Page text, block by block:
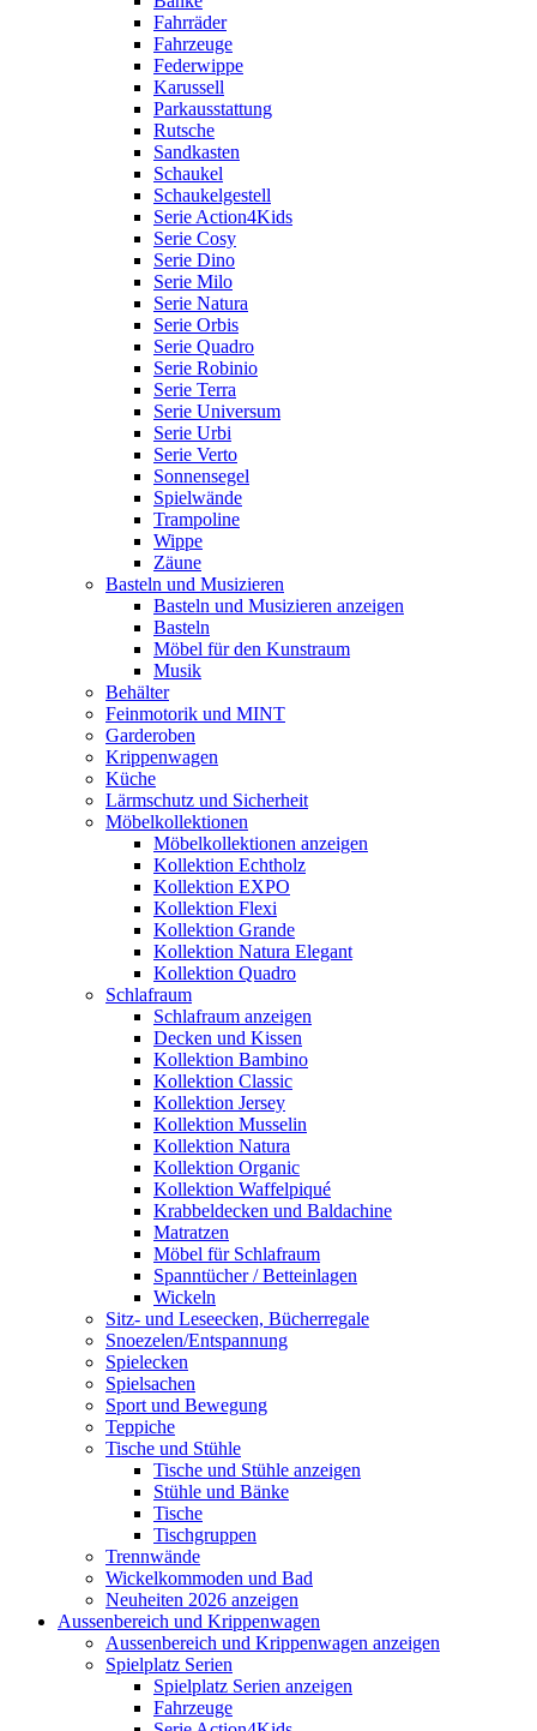
Fahrräder
Fahrzeuge
Federwippe
Karussell
Parkausstattung
Rutsche
Sandkasten
Schaukel
Schaukelgestell
Serie Action4Kids
Serie Cosy
Serie Dino
Serie Milo
Serie Natura
Serie Orbis
Serie Quadro
Serie Robinio
Serie Terra
Serie Universum
Serie Urbi
Serie Verto
Sonnensegel
Spielwände
Trampoline
Wippe
Zäune
Basteln und Musizieren
Basteln und Musizieren anzeigen
Basteln
Möbel für den Kunstraum
Musik
Behälter
Feinmotorik und MINT
Garderoben
Krippenwagen
Küche
Lärmschutz und Sicherheit
Möbelkollektionen
Möbelkollektionen anzeigen
Kollektion Echtholz
Kollektion EXPO
Kollektion Flexi
Kollektion Grande
Kollektion Natura Elegant
Kollektion Quadro
Schlafraum
Schlafraum anzeigen
Decken und Kissen
Kollektion Bambino
Kollektion Classic
Kollektion Jersey
Kollektion Musselin
Kollektion Natura
Kollektion Organic
Kollektion Waffelpiqué
Krabbeldecken und Baldachine
Matratzen
Möbel für Schlafraum
Spanntücher / Betteinlagen
Wickeln
Sitz- und Leseecken, Bücherregale
Snoezelen/Entspannung
Spielecken
Spielsachen
Sport und Bewegung
Teppiche
Tische und Stühle
Tische und Stühle anzeigen
Stühle und Bänke
Tische
Tischgruppen
Trennwände
Wickelkommoden und Bad
Neuheiten 2026 anzeigen
Aussenbereich und Krippenwagen
Aussenbereich und Krippenwagen anzeigen
Spielplatz Serien
Spielplatz Serien anzeigen
Fahrzeuge